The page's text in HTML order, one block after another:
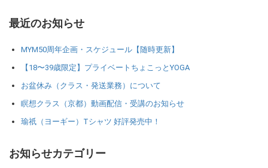
最近のお知らせ
MYM50周年企画・スケジュール【随時更新】
【18〜39歳限定】プライベートちょこっとYOGA
お盆休み（クラス・発送業務）について
瞑想クラス（京都）動画配信・受講のお知らせ
瑜祇（ヨーギー）Tシャツ 好評発売中！
お知らせカテゴリー